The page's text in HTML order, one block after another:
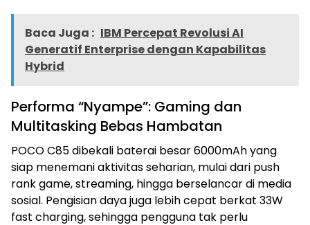
Baca Juga : IBM Percepat Revolusi AI
Generatif Enterprise dengan Kapabilitas
Hybrid
Performa “Nyampe”: Gaming dan
Multitasking Bebas Hambatan
POCO C85 dibekali baterai besar 6000mAh yang
siap menemani aktivitas seharian, mulai dari push
rank game, streaming, hingga berselancar di media
sosial. Pengisian daya juga lebih cepat berkat 33W
fast charging, sehingga pengguna tak perlu